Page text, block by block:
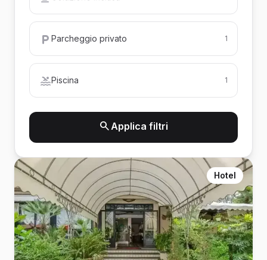
Parcheggio privato 1
Piscina 1
Applica filtri
Hotel